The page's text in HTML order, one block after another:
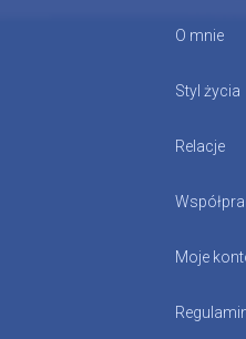
O mnie
Styl życia
Relacje
Moje